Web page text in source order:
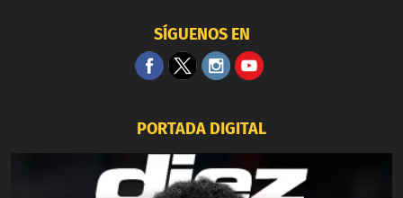
SÍGUENOS EN
PORTADA DIGITAL